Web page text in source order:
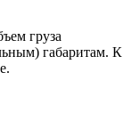
груза
габаритам. К